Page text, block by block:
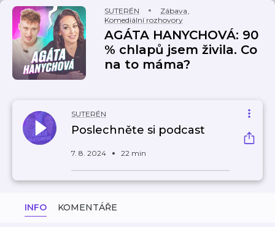
SUTERÉN Zábava,
Komediální rozhovory
AGÁTA HANYCHOVÁ: 90
% chlapů jsem živila. Co
na to máma?
SUTERÉN
Poslechněte si podcast
7. 8. 2024 22 min
INFO KOMENTÁŘE